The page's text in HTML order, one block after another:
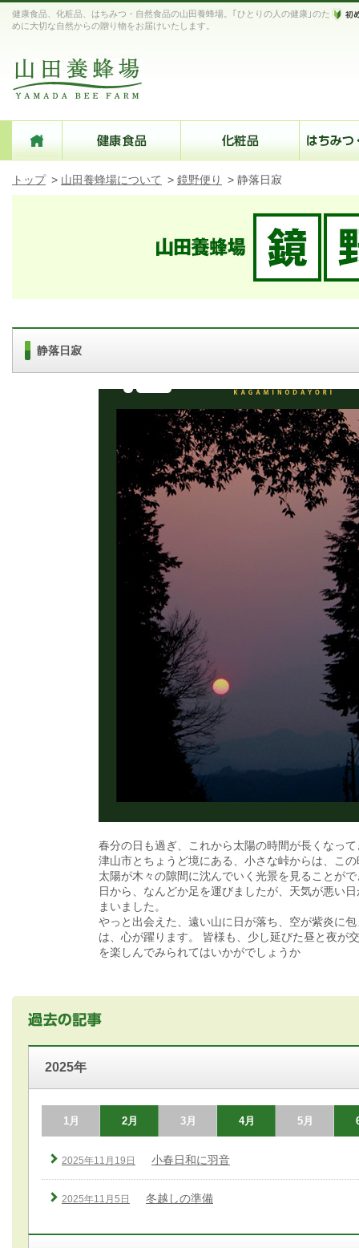
健康食品、化粧品、はちみつ・自然食品の山田養蜂場。｢ひとりの人の健康｣のた
めに大切な自然からの贈り物をお届けいたします。
トップ > 山田養蜂場について > 鏡野便り > 静落日寂
静落日寂
春分の日も過ぎ、これから太陽の時間が長くなっ
津山市とちょうど境にある、小さな峠からは、こ
太陽が木々の隙間に沈んでいく光景を見ることが
日から、なんどか足を運びましたが、天気が悪い
まいました。
やっと出会えた、遠い山に日が落ち、空が紫炎に
は、心が躍ります。 皆様も、少し延びた昼と夜が
を楽しんでみられてはいかがでしょうか
2025年
1月 2月 3月 4月 5月
2025年11月19日 小春日和に羽音
2025年11月5日 冬越しの準備